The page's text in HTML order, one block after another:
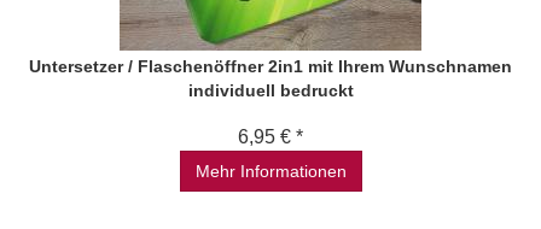
Untersetzer / Flaschenöffner 2in1 mit Ihrem Wunschnamen
individuell bedruckt
6,95 € *
Mehr Informationen